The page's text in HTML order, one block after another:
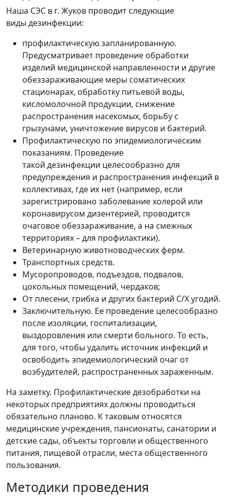
Наша СЭС в г. Жуков проводит следующие
виды дезинфекции:
профилактическую запланированную.
Предусматривает проведение обработки
изделий медицинской направленности и другие
обеззараживающие меры соматических
стационарах, обработку питьевой воды,
кисломолочной продукции, снижение
распространения насекомых, борьбу с
грызунами, уничтожение вирусов и бактерий.
Профилактическую по эпидемиологическим
показаниям. Проведение
такой дезинфекции целесообразно для
предупреждения и распространения инфекций в
коллективах, где их нет (например, если
зарегистрировано заболевание холерой или
коронавирусом дизентерией, проводится
очаговое обеззараживание, а на смежных
территориях – для профилактики).
Ветеринарную животноводческих ферм.
Транспортных средств.
Мусоропроводов, подъездов, подвалов,
цокольных помещений, чердаков;
От плесени, грибка и других бактерий С/Х угодий.
Заключительную. Ее проведение целесообразно
после изоляции, госпитализации,
выздоровления или смерти больного. То есть,
для того, чтобы удалить источник инфекций и
освободить эпидемиологический очаг от
возбудителей, распространенных зараженным.
На заметку. Профилактические дезобработки на
некоторых предприятиях должны проводиться
обязательно планово. К таковым относятся
медицинские учреждения, пансионаты, санатории и
детские сады, объекты торговли и общественного
питания, пищевой отрасли, места общественного
пользования.
Методики проведения